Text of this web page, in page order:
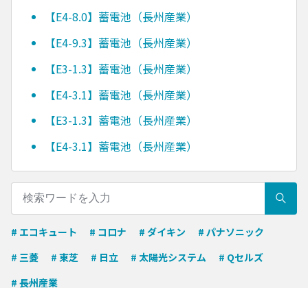
【E4-8.0】蓄電池（長州産業）
【E4-9.3】蓄電池（長州産業）
【E3-1.3】蓄電池（長州産業）
【E4-3.1】蓄電池（長州産業）
【E3-1.3】蓄電池（長州産業）
【E4-3.1】蓄電池（長州産業）
# エコキュート # コロナ # ダイキン
# パナソニック
# 三菱
# 東芝 # 日立 # 太陽光システム
# Qセルズ
# 長州産業